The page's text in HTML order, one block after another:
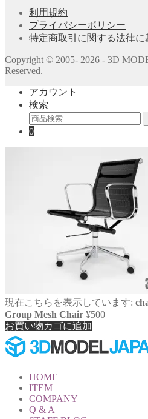
利用規約
プライバシーポリシー
特定商取引に関する法律に
Copyright © 2005- 2026 - 3D
Reserved.
アカウント
検索
検
索
0
現在こちらを表示しています:
Group Mesh Chair ¥500
お買い物カゴに追加
HOME
ITEM
COMPANY
Q & A